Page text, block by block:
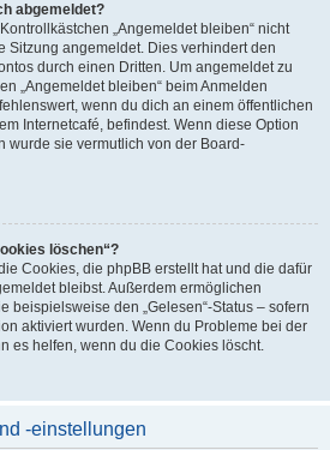
abgemeldet?
„Angemeldet bleiben“ nicht
Sitzung angemeldet. Dies verhindert den
durch einen Dritten. Um angemeldet zu
„Angemeldet bleiben“ beim Anmelden
wenn du dich an einem öffentlichen
Internetcafé, befindest. Wenn diese Option
wurde sie vermutlich von der Board-
löschen“?
Cookies, die phpBB erstellt hat und die dafür
bleibst. Außerdem ermöglichen
beispielsweise den „Gelesen“-Status – sofern
aktiviert wurden. Wenn du Probleme bei der
es helfen, wenn du die Cookies löscht.
-einstellungen